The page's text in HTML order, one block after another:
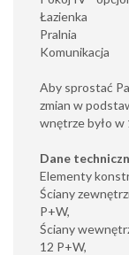
Łazienka
Pralnia
Komunikacja
Aby sprostać
zmian w
wnętrze było
Dane
Elementy
Ściany
P+W,
Ściany
12 P+W,